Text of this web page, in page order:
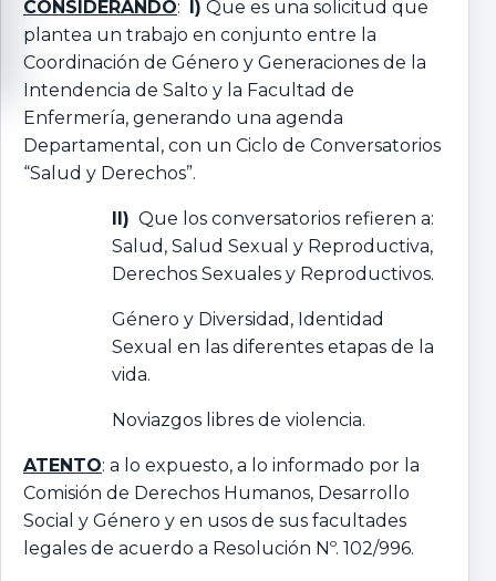
CONSIDERANDO: I) Que es una solicitud que
plantea un trabajo en conjunto entre la
Coordinación de Género y Generaciones de la
Intendencia de Salto y la Facultad de
Enfermería, generando una agenda
Departamental, con un Ciclo de Conversatorios
“Salud y Derechos”.
II) Que los conversatorios refieren a:
Salud, Salud Sexual y Reproductiva,
Derechos Sexuales y Reproductivos.
Género y Diversidad, Identidad
Sexual en las diferentes etapas de la
vida.
Noviazgos libres de violencia.
ATENTO: a lo expuesto, a lo informado por la
Comisión de Derechos Humanos, Desarrollo
Social y Género y en usos de sus facultades
legales de acuerdo a Resolución Nº. 102/996.